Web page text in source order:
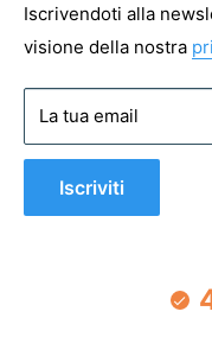
Resi
Condizioni di vendita
Privacy policy
Cookie policy
Iscrivendoti alla
visione della nostra
La tua email
Iscriviti